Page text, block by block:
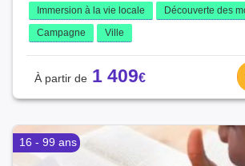
Immersion à la vie locale
Découverte des
Campagne
Ville
1 409
16 - 99 ans